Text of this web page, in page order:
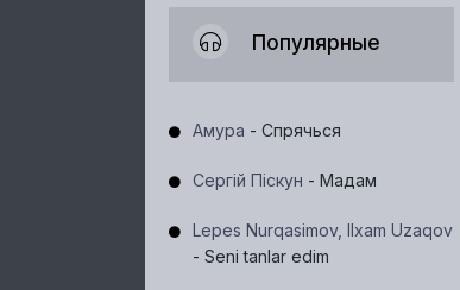
Популярные
Амура - Спрячься
Сергій Піскун - Мадам
Lepes Nurqasimov, Ilxam Uzaqov
- Seni tanlar edim